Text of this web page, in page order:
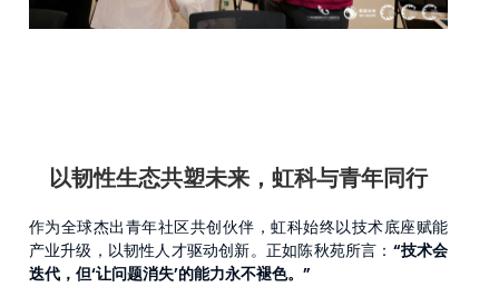
以韧性生态共塑未来，虹科与青年同行
作为全球杰出青年社区共创伙伴，虹科始终以技术底座赋能
产业升级，以韧性人才驱动创新。正如陈秋苑所言： “技术会
迭代，但‘让问题消失’的能力永不褪色。”